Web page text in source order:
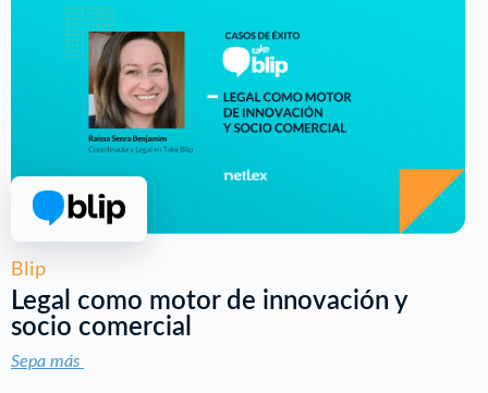
Blip
Legal como motor de innovación y
socio comercial
Sepa más